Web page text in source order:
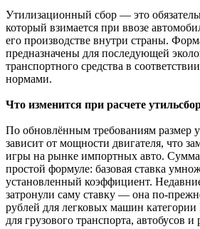
Утилизационный сбор — это
который взимается при ввозе
его производстве внутри страны.
предназначены для последующей
транспортного средства в
нормами.
Что изменится при расчете
По обновлённым требованиям размер
зависит от мощности двигателя, что
игры на рынке импортных авто. Сумма
простой формуле: базовая ставка
установленный коэффициент.
затронули саму ставку — она по-
рублей для легковых машин
для грузового транспорта, автобусов и